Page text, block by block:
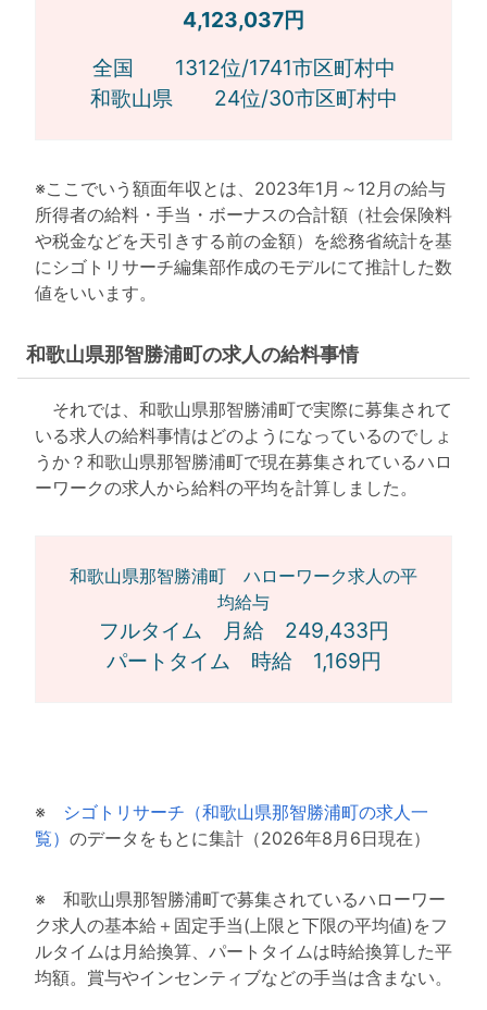
4,123,037円
全国 1312位/1741市区町村中
和歌山県 24位/30市区町村中
※ここでいう額面年収とは、2023年1月～12月の給与
所得者の給料・手当・ボーナスの合計額（社会保険料
や税金などを天引きする前の金額）を総務省統計を基
にシゴトリサーチ編集部作成のモデルにて推計した数
値をいいます。
和歌山県那智勝浦町の求人の給料事情
それでは、和歌山県那智勝浦町で実際に募集されて
いる求人の給料事情はどのようになっているのでしょ
うか？和歌山県那智勝浦町で現在募集されているハロ
ーワークの求人から給料の平均を計算しました。
和歌山県那智勝浦町 ハローワーク求人の平
均給与
フルタイム 月給 249,433円
パートタイム 時給 1,169円
※ シゴトリサーチ（和歌山県那智勝浦町の求人一
覧） のデータをもとに集計（2026年8月6日現在）
※ 和歌山県那智勝浦町で募集されているハローワー
ク求人の基本給＋固定手当(上限と下限の平均値)をフ
ルタイムは月給換算、パートタイムは時給換算した平
均額。賞与やインセンティブなどの手当は含まない。